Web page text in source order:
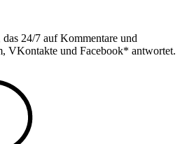
24/7 auf Kommentare und
VKontakte und Facebook* antwortet.